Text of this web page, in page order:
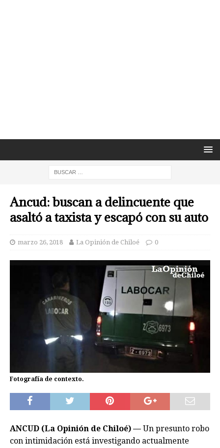
Ancud: buscan a delincuente que
asaltó a taxista y escapó con su auto
marzo 26, 2018 La Opinión de Chiloé 0
Fotografía de contexto.
ANCUD (La Opinión de Chiloé) — Un presunto robo
con intimidación está investigando actualmente